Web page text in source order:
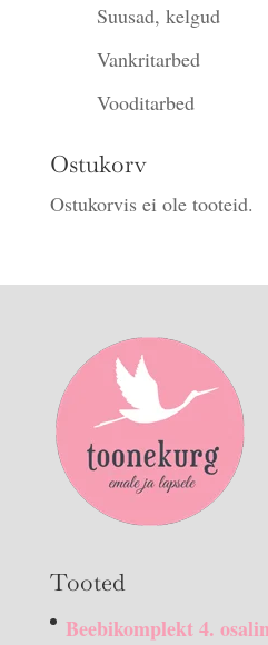
Suusad, kelgud
Vankritarbed
Vooditarbed
Ostukorv
Ostukorvis ei ole tooteid.
Tooted
Beebikomplekt 4.